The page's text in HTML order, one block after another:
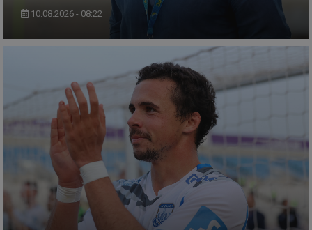
10.08.2026 - 08:22